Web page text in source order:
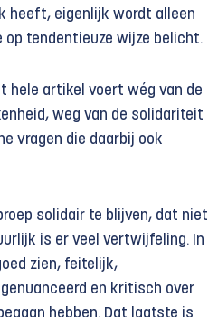
heeft, eigenlijk wordt alleen
tendentieuze wijze belicht.
hele artikel voert wég van de
weg van de solidariteit
vragen die daarbij ook
solidair te blijven, dat niet
is er veel vertwijfeling. In
zien, feitelijk,
en kritisch over
hebben. Dat laatste is